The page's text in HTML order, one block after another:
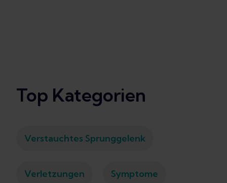
Top Kategorien
Verstauchtes Sprunggelenk
Verletzungen Symptome